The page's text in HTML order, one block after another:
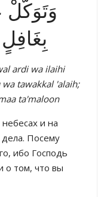
وَتَوَكَّلْ
ardi wa ilaihi
tawakkal 'alaih;
ta'maloon
и на
Посему
ибо Господь
о том, что вы